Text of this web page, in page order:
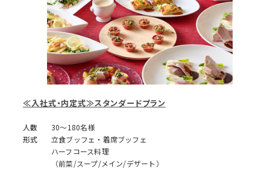
≪入社式・内定式≫スタンダードプラン
人数
30～180名様
形式
立食ブッフェ・着席ブッフェ
ハーフコース料理
（前菜/スープ/メイン/デザート）